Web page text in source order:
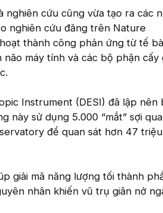
cứu cũng vừa tạo ra các
nghiên cứu đăng trên Nature
thành công phản ứng từ tế
máy tính và các bộ phận
Instrument (DESI) đã lập nên
này sử dụng 5.000 “mắt” sợi
để quan sát hơn 47
giải mã năng lượng tối thành
nhân khiến vũ trụ giãn nở